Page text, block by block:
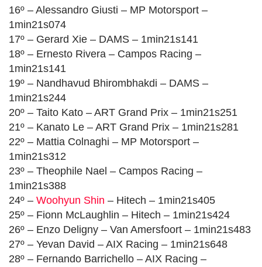
16º – Alessandro Giusti – MP Motorsport –
1min21s074
17º – Gerard Xie – DAMS – 1min21s141
18º – Ernesto Rivera – Campos Racing –
1min21s141
19º – Nandhavud Bhirombhakdi – DAMS –
1min21s244
20º – Taito Kato – ART Grand Prix – 1min21s251
21º – Kanato Le – ART Grand Prix – 1min21s281
22º – Mattia Colnaghi – MP Motorsport –
1min21s312
23º – Theophile Nael – Campos Racing –
1min21s388
24º – Woohyun Shin – Hitech – 1min21s405
25º – Fionn McLaughlin – Hitech – 1min21s424
26º – Enzo Deligny – Van Amersfoort – 1min21s483
27º – Yevan David – AIX Racing – 1min21s648
28º – Fernando Barrichello – AIX Racing –